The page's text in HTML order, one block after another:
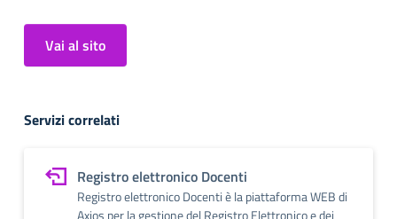
Vai al sito
Servizi correlati
Registro elettronico Docenti
Registro elettronico Docenti è la piattaforma WEB di
Axios per la gestione del Registro Elettronico e dei